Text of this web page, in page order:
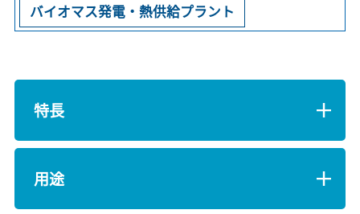
バイオマス発電・熱供給プラント
特長
用途